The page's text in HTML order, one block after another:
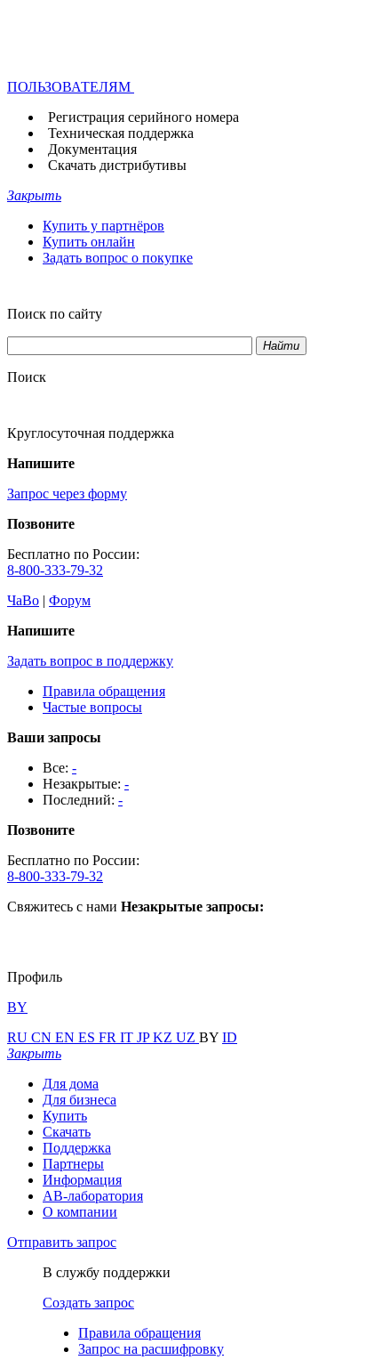
ПОЛЬЗОВАТЕЛЯМ
Регистрация серийного номера
Техническая поддержка
Документация
Скачать дистрибутивы
Закрыть
Купить у партнёров
Купить онлайн
Задать вопрос о покупке
Поиск по сайту
Найти
Поиск
Круглосуточная поддержка
Напишите
Запрос через форму
Позвоните
Бесплатно по России:
8-800-333-79-32
ЧаВо | Форум
Напишите
Задать вопрос в поддержку
Правила обращения
Частые вопросы
Ваши запросы
Все: -
Незакрытые: -
Последний: -
Позвоните
Бесплатно по России:
8-800-333-79-32
Свяжитесь с нами Незакрытые запросы:
Профиль
BY
RU CN EN ES FR IT JPKZ UZ BY ID
Закрыть
Для дома
Для бизнеса
Купить
Скачать
Поддержка
Партнеры
Информация
АВ-лаборатория
О компании
Отправить запрос
В службу поддержки
Создать запрос
Правила обращения
Запрос на расшифровку